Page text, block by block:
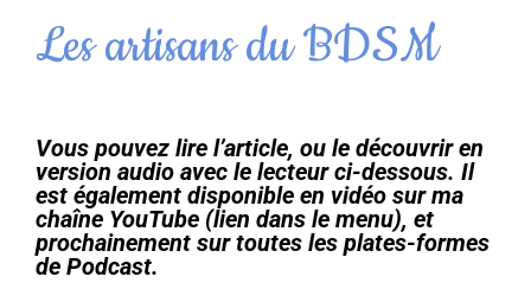
Les artisans du BDSM
Vous pouvez lire l’article, ou le découvrir en
version audio avec le lecteur ci-dessous. Il
est également disponible en vidéo sur ma
chaîne YouTube (lien dans le menu), et
prochainement sur toutes les plates-formes
de Podcast.